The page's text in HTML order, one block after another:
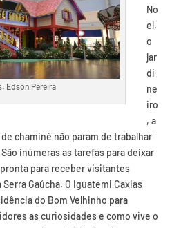
Edson Pereira
No
el,
o
jar
di
ne
iro
, a
chaminé não param de trabalhar
inúmeras as tarefas para deixar
pronta para receber visitantes
Gaúcha. O Iguatemi Caxias
do Bom Velhinho para
as curiosidades e como vive o